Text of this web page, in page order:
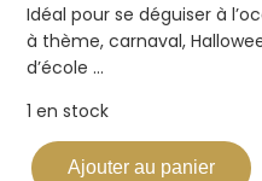
Idéal pour se déguiser à
à thème, carnaval,
d’école …
1 en stock
Ajouter au panier